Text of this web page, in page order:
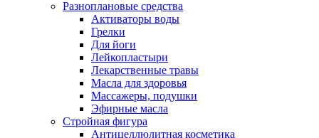
Разноплановые средства
Активаторы воды
Грелки
Для йоги
Лейкопластыри
Лекарственные травы
Масла для здоровья
Массажеры, подушки
Эфирные масла
Стройная фигура
Антицеллюлитная косметика